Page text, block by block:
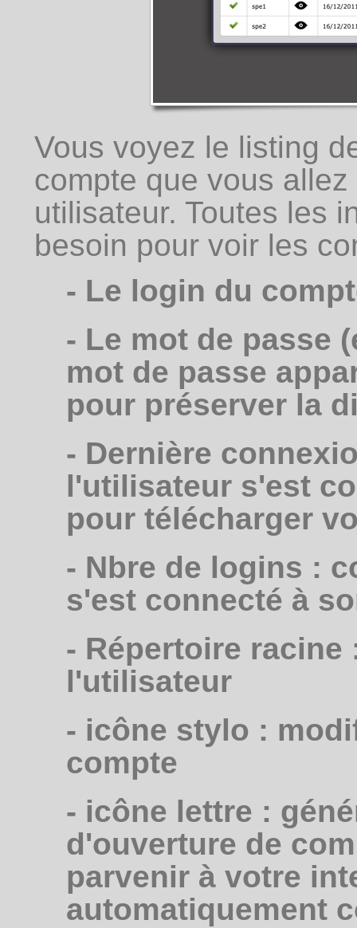
Vous voyez le listing
compte que vous
utilisateur. Toutes les
besoin pour voir les
- Le login du
- Le mot de passe
mot de passe
pour préserver la
- Dernière
l'utilisateur s'est
pour télécharger
- Nbre de logins :
s'est connecté à
- Répertoire
l'utilisateur
- icône stylo :
compte
- icône lettre :
d'ouverture de
parvenir à votre
automatiquement